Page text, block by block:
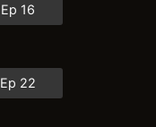
Ep 16
Ep 22